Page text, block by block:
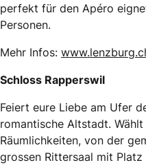
perfekt für den Apéro
Personen.
Mehr Infos:
Schloss Rapperswil
Feiert eure Liebe am Ufer
romantische Altstadt.
Räumlichkeiten, von der
grossen Rittersaal mit